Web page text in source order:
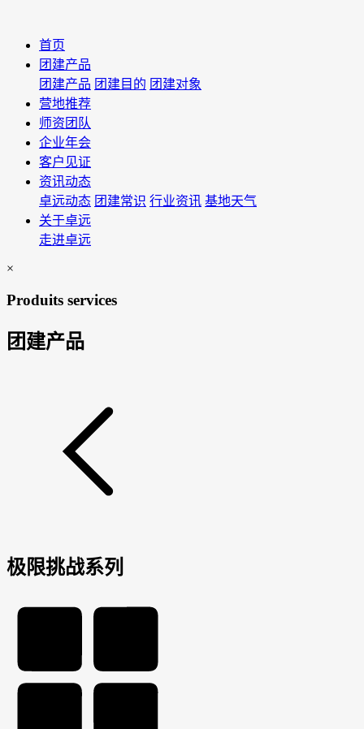
首页
团建产品
团建产品 团建目的 团建对象
营地推荐
师资团队
企业年会
客户见证
资讯动态
卓远动态 团建常识 行业资讯 基地天气
关于卓远
走进卓远
×
Produits services
团建产品
极限挑战系列